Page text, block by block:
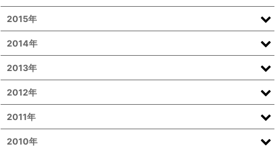
2015年
2014年
2013年
2012年
2011年
2010年